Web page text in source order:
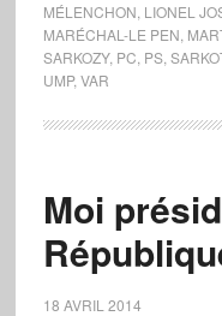
MÉLENCHON LIONEL
MARÉCHAL-LE PEN
SARKOZY, PC PS,
UMP, VAR
Moi
18 AVRIL 2014